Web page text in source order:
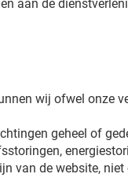
aan de
wij ofwel onze
geheel of
de website,